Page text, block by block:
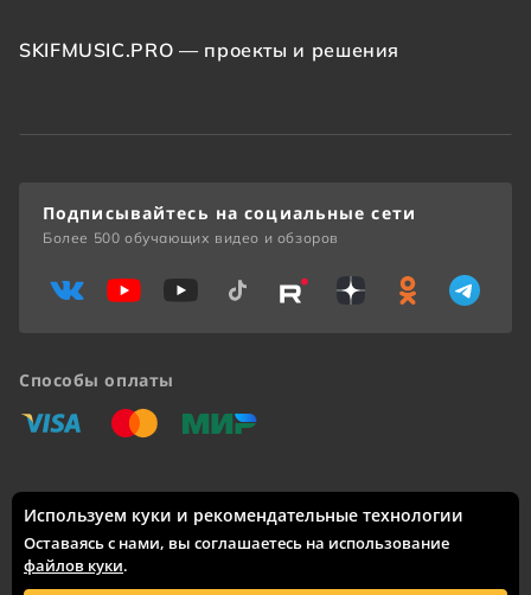
SKIFMUSIC.PRO — проекты и решения
Доставка по России: Москва, Санкт-Петербург, Новосибирск,
Екатеринбург, Казань, Нижний Новгород, Челябинск,
Красноярск, Самара, Уфа, Ростов-на-Дону, Омск, Краснодар,
Воронеж, Волгоград, Пермь и другие города.
Способы оплаты
«Виза» «Мастеркард»
«Мир»
Подписывайтесь на социальные сети
Более 500 обучающих видео и обзоров
Используем куки и рекомендательные технологии
Оставаясь с нами, вы соглашаетесь на использование
файлов куки.